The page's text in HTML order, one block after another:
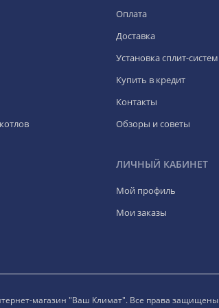
Оплата
Доставка
Установка сплит-систем
Купить в кредит
Контакты
Обзоры и советы
ЛИЧНЫЙ КАБИНЕТ
Мой профиль
Мои заказы
магазин "Ваш Климат". Все права защищены